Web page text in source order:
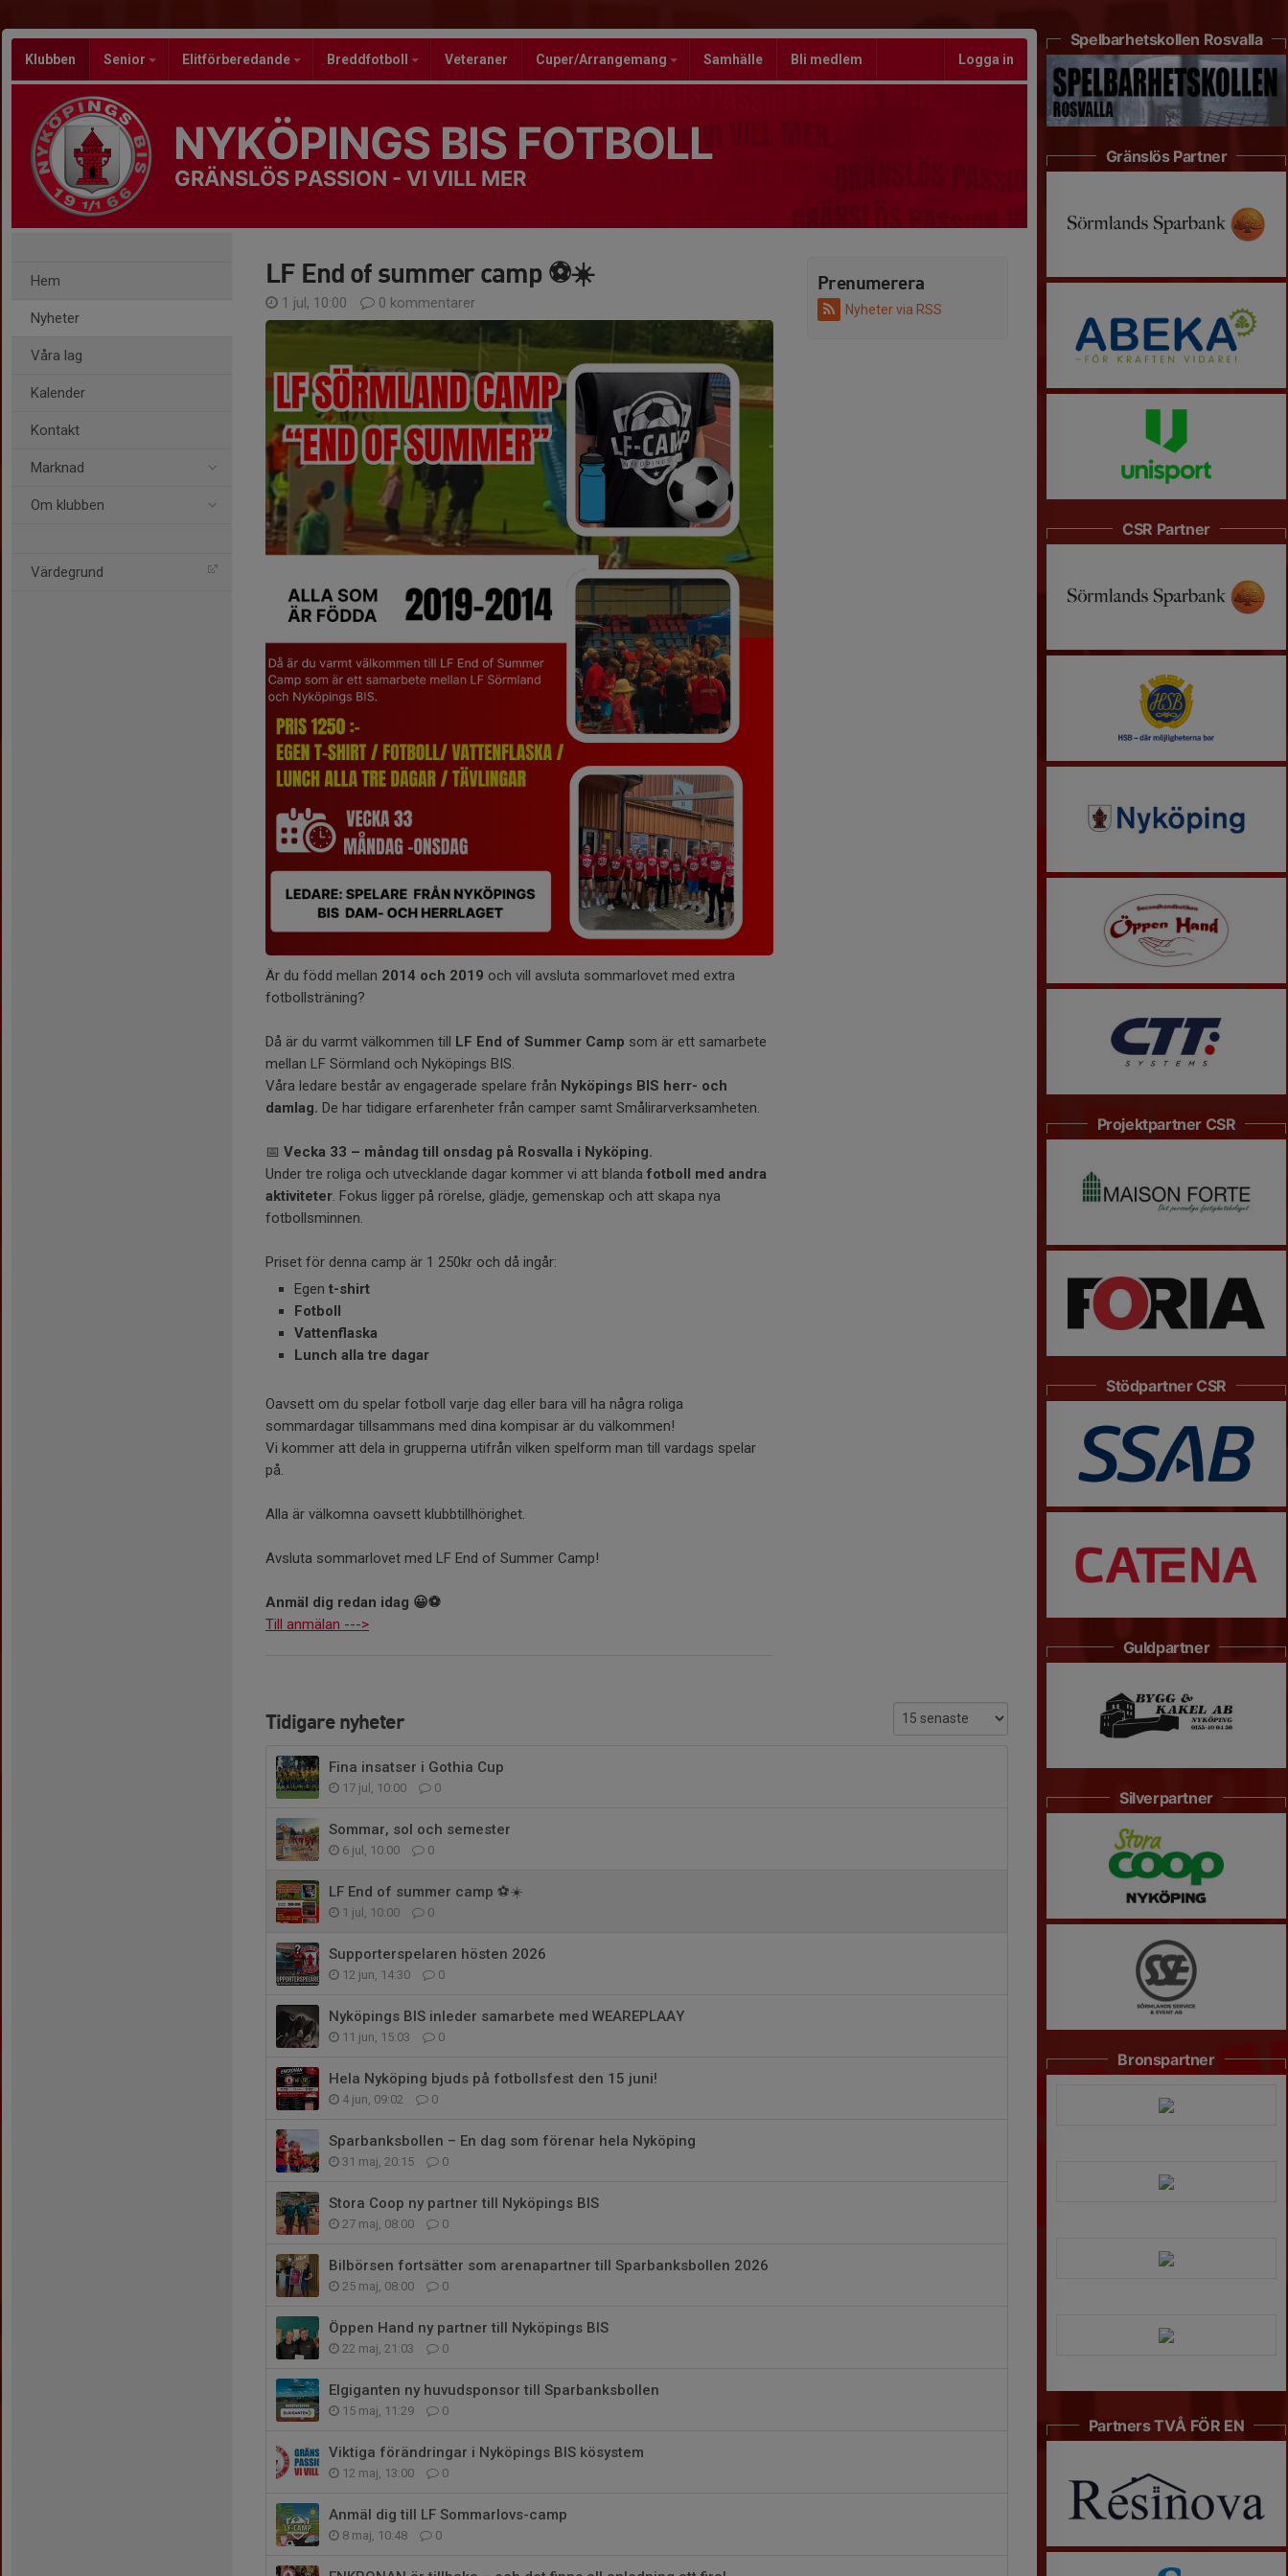
Klubben Senior Elitförberedande Breddfotboll Veteraner Cuper/Arrangemang Samhälle Bli medlem Logga in
NYKÖPINGS BIS FOTBOLL
GRÄNSLÖS PASSION - VI VILL MER
Hem
Nyheter
Våra lag
Kalender
Kontakt
Marknad
Om klubben
Värdegrund
Prenumerera
Nyheter via RSS
LF End of summer camp ⚽☀️
1 jul, 10:00 0 kommentarer
Är du född mellan 2014 och 2019 och vill avsluta sommarlovet med extra
fotbollsträning?
Då är du varmt välkommen till LF End of Summer Camp som är ett samarbete
mellan LF Sörmland och Nyköpings BIS.
Våra ledare består av engagerade spelare från Nyköpings BIS herr- och
damlag. De har tidigare erfarenheter från camper samt Smålirarverksamheten.
📅 Vecka 33 – måndag till onsdag på Rosvalla i Nyköping.
Under tre roliga och utvecklande dagar kommer vi att blanda fotboll med andra
aktiviteter . Fokus ligger på rörelse, glädje, gemenskap och att skapa nya
fotbollsminnen.
Priset för denna camp är 1 250kr och då ingår:
Egen t-shirt
Fotboll
Vattenflaska
Lunch alla tre dagar
Oavsett om du spelar fotboll varje dag eller bara vill ha några roliga
sommardagar tillsammans med dina kompisar är du välkommen!
Vi kommer att dela in grupperna utifrån vilken spelform man till vardags spelar
på.
Alla är välkomna oavsett klubbtillhörighet.
Avsluta sommarlovet med LF End of Summer Camp!
Anmäl dig redan idag 😀⚽️
Till anmälan --->
Tidigare nyheter
Fina insatser i Gothia Cup
17 jul, 10:00 0
Sommar, sol och semester
6 jul, 10:00 0
LF End of summer camp ⚽☀️
1 jul, 10:00 0
Supporterspelaren hösten 2026
12 jun, 14:30 0
Nyköpings BIS inleder samarbete med WEAREPLAAY
11 jun, 15:03 0
Hela Nyköping bjuds på fotbollsfest den 15 juni!
4 jun, 09:02 0
Sparbanksbollen – En dag som förenar hela Nyköping
31 maj, 20:15 0
Stora Coop ny partner till Nyköpings BIS
27 maj, 08:00 0
Bilbörsen fortsätter som arenapartner till Sparbanksbollen 2026
25 maj, 08:00 0
Öppen Hand ny partner till Nyköpings BIS
22 maj, 21:03 0
Elgiganten ny huvudsponsor till Sparbanksbollen
15 maj, 11:29 0
Viktiga förändringar i Nyköpings BIS kösystem
12 maj, 13:00 0
Anmäl dig till LF Sommarlovs-camp
8 maj, 10:48 0
Spelbarhetskollen Rosvalla
Gränslös Partner
CSR Partner
Projektpartner CSR
Stödpartner CSR
Guldpartner
Silverpartner
Bronspartner
Partners TVÅ FÖR EN